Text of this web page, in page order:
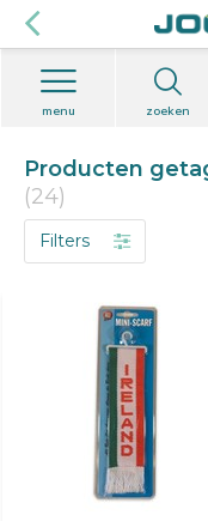
zoeken
menu
Producten
(24)
Filters